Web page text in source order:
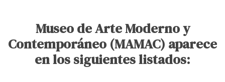
Museo de Arte Moderno y
Contemporáneo (MAMAC) aparece
en los siguientes listados: